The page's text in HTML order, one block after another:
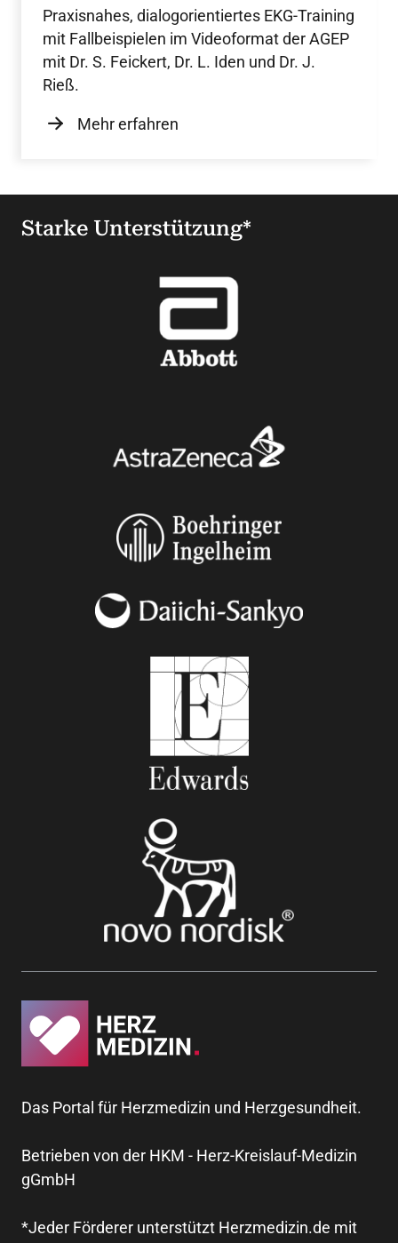
Praxisnahes, dialogorientiertes EKG-Training
mit Fallbeispielen im Videoformat der AGEP
mit Dr. S. Feickert, Dr. L. Iden und Dr. J.
Rieß.
Mehr erfahren
Starke Unterstützung*
Das Portal für Herzmedizin und Herzgesundheit.
Betrieben von der HKM - Herz-Kreislauf-Medizin
gGmbH
*Jeder Förderer unterstützt Herzmedizin.de mit